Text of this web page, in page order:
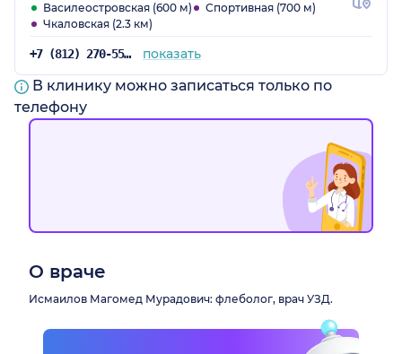
Василеостровская (600 м)
Спортивная (700 м)
Чкаловская (2.3 км)
+7 (812) 270-55-98 показать
В клинику можно записаться только по
телефону
О враче
Исмаилов Магомед Мурадович: флеболог, врач УЗД.